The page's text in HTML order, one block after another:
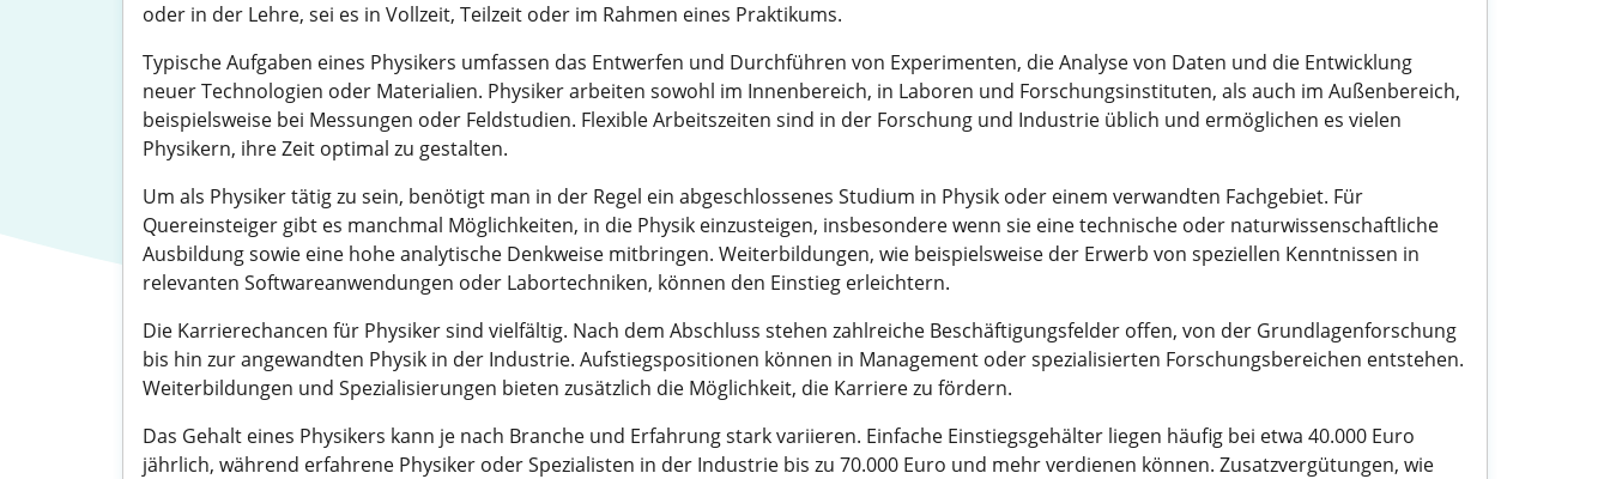
oder in der Lehre, sei es in Vollzeit, Teilzeit oder im Rahmen eines Praktikums.
Typische Aufgaben eines Physikers umfassen das Entwerfen und Durchführen von Experimenten, die Analyse von Daten und die Entwicklung
neuer Technologien oder Materialien. Physiker arbeiten sowohl im Innenbereich, in Laboren und Forschungsinstituten, als auch im Außenbereich,
beispielsweise bei Messungen oder Feldstudien. Flexible Arbeitszeiten sind in der Forschung und Industrie üblich und ermöglichen es vielen
Physikern, ihre Zeit optimal zu gestalten.
Um als Physiker tätig zu sein, benötigt man in der Regel ein abgeschlossenes Studium in Physik oder einem verwandten Fachgebiet. Für
Quereinsteiger gibt es manchmal Möglichkeiten, in die Physik einzusteigen, insbesondere wenn sie eine technische oder naturwissenschaftliche
Ausbildung sowie eine hohe analytische Denkweise mitbringen. Weiterbildungen, wie beispielsweise der Erwerb von speziellen Kenntnissen in
relevanten Softwareanwendungen oder Labortechniken, können den Einstieg erleichtern.
Die Karrierechancen für Physiker sind vielfältig. Nach dem Abschluss stehen zahlreiche Beschäftigungsfelder offen, von der Grundlagenforschung
bis hin zur angewandten Physik in der Industrie. Aufstiegspositionen können in Management oder spezialisierten Forschungsbereichen entstehen.
Weiterbildungen und Spezialisierungen bieten zusätzlich die Möglichkeit, die Karriere zu fördern.
Das Gehalt eines Physikers kann je nach Branche und Erfahrung stark variieren. Einfache Einstiegsgehälter liegen häufig bei etwa 40.000 Euro
jährlich, während erfahrene Physiker oder Spezialisten in der Industrie bis zu 70.000 Euro und mehr verdienen können. Zusatzvergütungen, wie